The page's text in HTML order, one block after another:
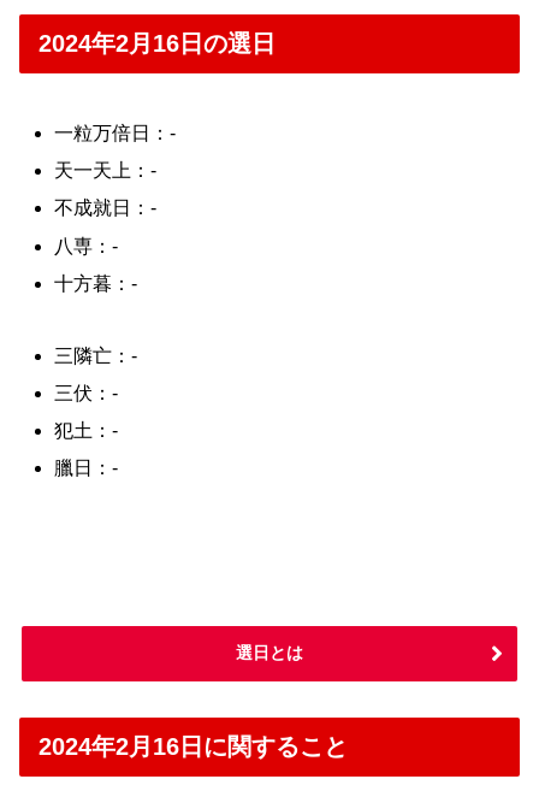
2024年2月16日の選日
一粒万倍日：-
天一天上：-
不成就日：-
八専：-
十方暮：-
三隣亡：-
三伏：-
犯土：-
臘日：-
選日とは
2024年2月16日に関すること